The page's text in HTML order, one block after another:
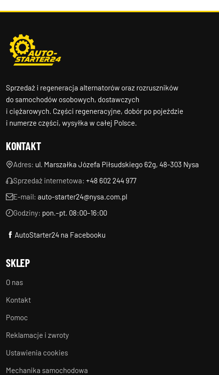
Sprzedaż i regeneracja alternatorów oraz rozruszników
do samochodów osobowych, dostawczych
i ciężarowych. Części regeneracyjne, dobór po pojeździe
i numerze części, wysyłka w całej Polsce.
KONTAKT
Adres: ul. Marszałka Józefa Piłsudskiego 62g, 48-303 Nysa
Sprzedaż internetowa: +48 602 244 977
E-mail: auto-starter24@nysa.com.pl
Godziny: pon.–pt. 08:00–16:00
AutoStarter24 na Facebooku
SKLEP
O nas
Kontakt
Pomoc
Reklamacje i zwroty
Ustawienia cookies
Mechanika samochodowa